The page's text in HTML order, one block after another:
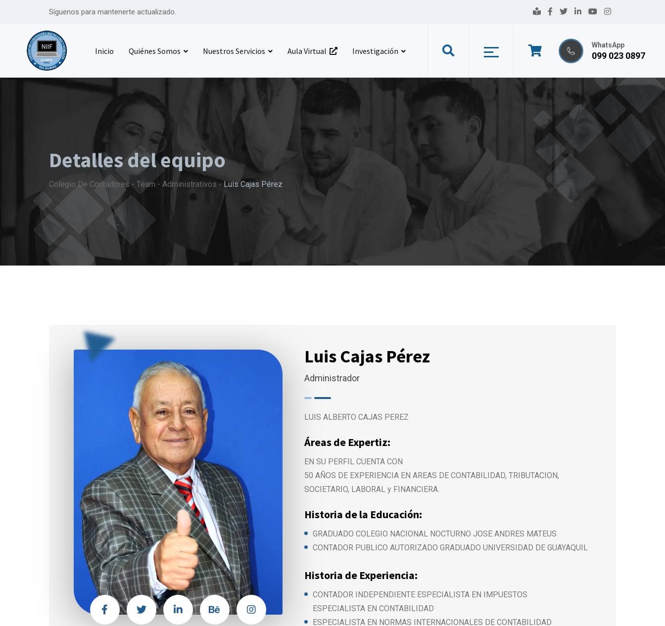
Síguenos para mantenerte actualizado.
Inicio Quiénes Somos Nuestros Servicios Aula Virtual Investigación
WhatsApp
099 023 0897
Detalles del equipo
Colegio De Contadores- Team - Administrativos - Luis Cajas Pérez
Luis Cajas Pérez
Administrador
LUIS ALBERTO CAJAS PEREZ
Áreas de Expertiz:
EN SU PERFIL CUENTA CON
50 AÑOS DE EXPERIENCIA EN AREAS DE CONTABILIDAD, TRIBUTACION,
SOCIETARIO, LABORAL y FINANCIERA.
Historia de la Educación:
GRADUADO COLEGIO NACIONAL NOCTURNO JOSE ANDRES MATEUS
CONTADOR PUBLICO AUTORIZADO GRADUADO UNIVERSIDAD DE GUAYAQUIL
Historia de Experiencia:
CONTADOR INDEPENDIENTE ESPECIALISTA EN IMPUESTOS
ESPECIALISTA EN CONTABILIDAD
ESPECIALISTA EN NORMAS INTERNACIONALES DE CONTABILIDAD